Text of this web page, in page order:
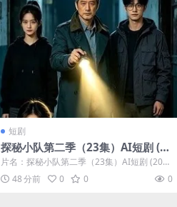
短剧
探秘小队第二季（23集）AI短剧 (20
26)
片名：探秘小队第二季（23集）AI短剧 (202
6) 分类：短剧 年份：2026...
48 分前 0 0 0